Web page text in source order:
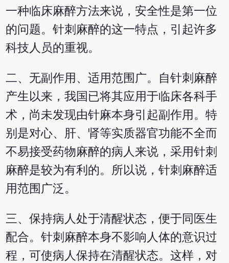
一种临床麻醉方法来说，安全性是第一位
的问题。针刺麻醉的这一特点，引起许多
科技人员的重视。
二、无副作用、适用范围广。自针刺麻醉
产生以来，我国已将其应用于临床各科手
术，尚未发现由针麻本身引起副作用。特
别是对心、肝、肾等实质器官功能不全而
不易接受药物麻醉的病人来说，采用针刺
麻醉是较为有利的。所以说，针刺麻醉适
用范围广泛。
三、保持病人处于清醒状态，便于同医生
配合。针刺麻醉本身不影响人体的意识过
程，可使病人保持在清醒状态。这样，对